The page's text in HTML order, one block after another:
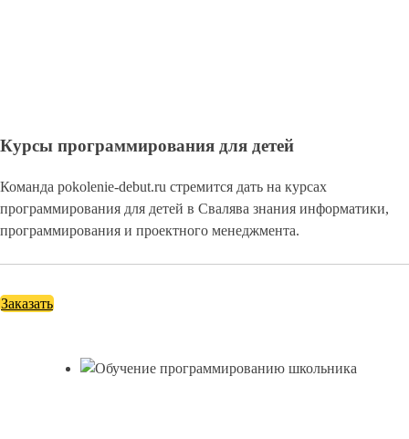
Курсы программирования для детей
Команда pokolenie-debut.ru стремится дать на курсах
программирования для детей в Свалява знания информатики,
программирования и проектного менеджмента.
Заказать